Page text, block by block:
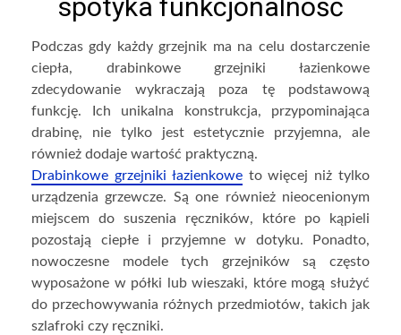
spotyka funkcjonalność
Podczas gdy każdy grzejnik ma na celu dostarczenie
ciepła, drabinkowe grzejniki łazienkowe
zdecydowanie wykraczają poza tę podstawową
funkcję. Ich unikalna konstrukcja, przypominająca
drabinę, nie tylko jest estetycznie przyjemna, ale
również dodaje wartość praktyczną.
Drabinkowe grzejniki łazienkoweto więcej niż tylko
urządzenia grzewcze. Są one również nieocenionym
miejscem do suszenia ręczników, które po kąpieli
pozostają ciepłe i przyjemne w dotyku. Ponadto,
nowoczesne modele tych grzejników są często
wyposażone w półki lub wieszaki, które mogą służyć
do przechowywania różnych przedmiotów, takich jak
szlafroki czy ręczniki.